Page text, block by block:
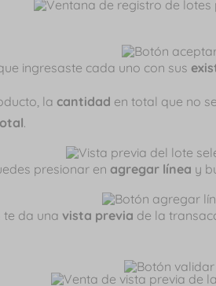
ingresaste cada uno con sus
la cantidad en total que no
.
presionar en agregar línea y
te da una vista previa de la